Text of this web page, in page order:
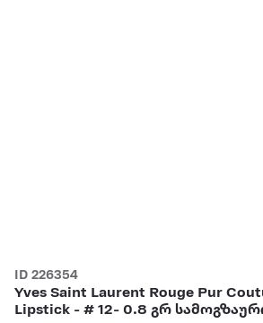
ID 226354
Yves Saint Laurent Rouge Pur Couture The Bold
Lipstick - # 12- 0.8 გრ